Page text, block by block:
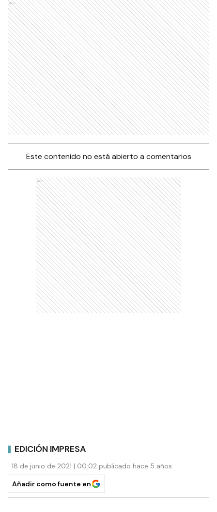
Ads
Este contenido no está abierto a comentarios
Ads
EDICIÓN IMPRESA
18 de junio de 2021 | 00:02 publicado hace 5 años
Añadir como fuente en